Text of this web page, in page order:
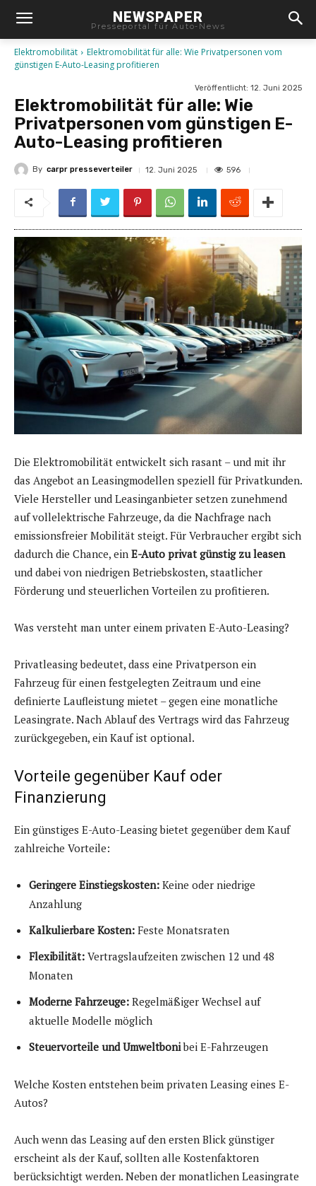
NEWSPAPER
Presseportal für Auto-News
Elektromobilität
Elektromobilität für alle: Wie Privatpersonen vom
günstigen E-Auto-Leasing profitieren
Veröffentlicht: 12. Juni 2025
Elektromobilität für alle: Wie
Privatpersonen vom günstigen E-
Auto-Leasing profitieren
By carpr presseverteiler 12. Juni 2025 596
Die Elektromobilität entwickelt sich rasant – und mit ihr
das Angebot an Leasingmodellen speziell für Privatkunden.
Viele Hersteller und Leasinganbieter setzen zunehmend
auf vollelektrische Fahrzeuge, da die Nachfrage nach
emissionsfreier Mobilität steigt. Für Verbraucher ergibt sich
dadurch die Chance, ein E-Auto privat günstig zu leasen
und dabei von niedrigen Betriebskosten, staatlicher
Förderung und steuerlichen Vorteilen zu profitieren.
Was versteht man unter einem privaten E-Auto-Leasing?
Privatleasing bedeutet, dass eine Privatperson ein
Fahrzeug für einen festgelegten Zeitraum und eine
definierte Laufleistung mietet – gegen eine monatliche
Leasingrate. Nach Ablauf des Vertrags wird das Fahrzeug
zurückgegeben, ein Kauf ist optional.
Vorteile gegenüber Kauf oder
Finanzierung
Ein günstiges E-Auto-Leasing bietet gegenüber dem Kauf
zahlreiche Vorteile:
Geringere Einstiegskosten: Keine oder niedrige
Anzahlung
Kalkulierbare Kosten: Feste Monatsraten
Flexibilität: Vertragslaufzeiten zwischen 12 und 48
Monaten
Moderne Fahrzeuge: Regelmäßiger Wechsel auf
aktuelle Modelle möglich
Steuervorteile und Umweltbonibei E-Fahrzeugen
Welche Kosten entstehen beim privaten Leasing eines E-
Autos?
Auch wenn das Leasing auf den ersten Blick günstiger
erscheint als der Kauf, sollten alle Kostenfaktoren
berücksichtigt werden. Neben der monatlichen Leasingrate